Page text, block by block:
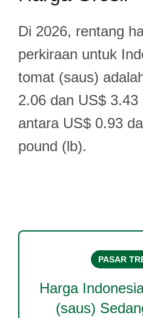
Di 2026, rentang
perkiraan untuk
tomat (saus)
2.06 dan US$
antara US$ 0.93
pound (lb).
PASAR
Harga
(saus)